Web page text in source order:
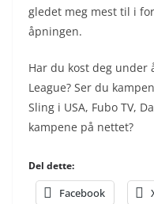
gledet meg mest til i
åpningen.
Har du kost deg under
League? Ser du
Sling i USA, Fubo TV,
kampene på nettet?
Del dette:
Facebook